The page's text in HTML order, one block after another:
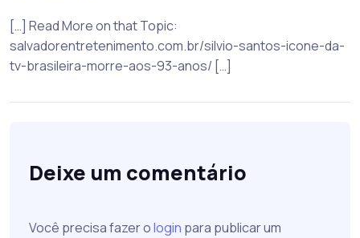
[…] Read More on that Topic:
salvadorentretenimento.com.br/silvio-santos-icone-da-
tv-brasileira-morre-aos-93-anos/ […]
Deixe um comentário
Você precisa fazer ologin para publicar um